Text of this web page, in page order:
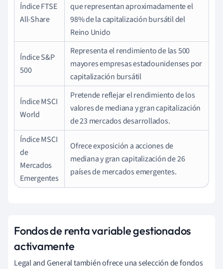
Índice FTSE
All-Share
que representan aproximadamente el
98% de la capitalización bursátil del
Reino Unido
Índice S&P
500
Representa el rendimiento de las 500
mayores empresas estadounidenses por
capitalización bursátil
Índice MSCI
World
Pretende reflejar el rendimiento de los
valores de mediana y gran capitalización
de 23 mercados desarrollados.
Índice MSCI
de
Mercados
Emergentes
Ofrece exposición a acciones de
mediana y gran capitalización de 26
países de mercados emergentes.
Fondos de renta variable gestionados
activamente
Legal and General también ofrece una selección de fondos